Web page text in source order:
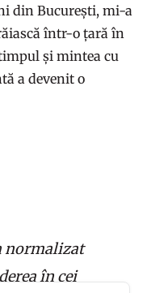
din București, mi-a
într-o țară în
și mintea cu
a devenit o
normalizat
în cei